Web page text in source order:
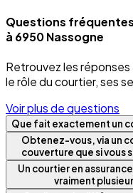
Questions
à 6950 Nassogne
Retrouvez les
le rôle du courtier, ses
Voir plus de questions
Que fait exactement un
Obtenez-vous, via un
couverture que si vous
Un courtier en
vraiment